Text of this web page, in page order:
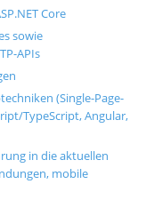
Core
sowie
APIs
(Single-Page-
TypeScript, Angular,
in die aktuellen
mobile